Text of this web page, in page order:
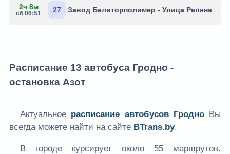
2ч 8м
сб 06:51 27 Завод Белвторполимер - Улица Репина
Расписание 13 автобуса Гродно -
остановка Азот
Актуальное расписание автобусов ГродноВы
всегда можете найти на сайте BTrans.by.
В городе курсирует около 55 маршрутов.